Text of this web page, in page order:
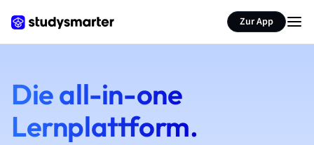
Zur App
Die all-in-one
Lernplattform.